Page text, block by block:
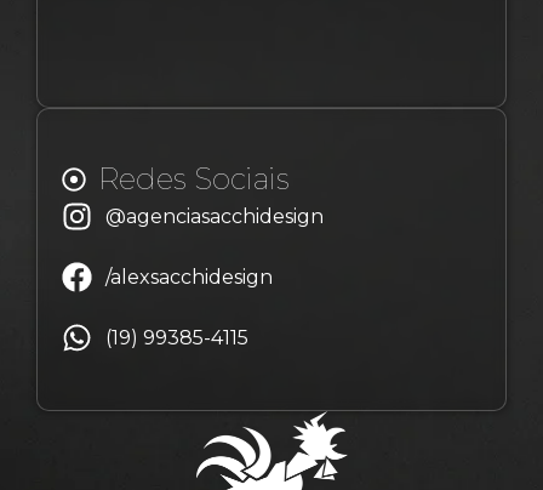
Redes Sociais
@agenciasacchidesign
/alexsacchidesign
(19) 99385-4115